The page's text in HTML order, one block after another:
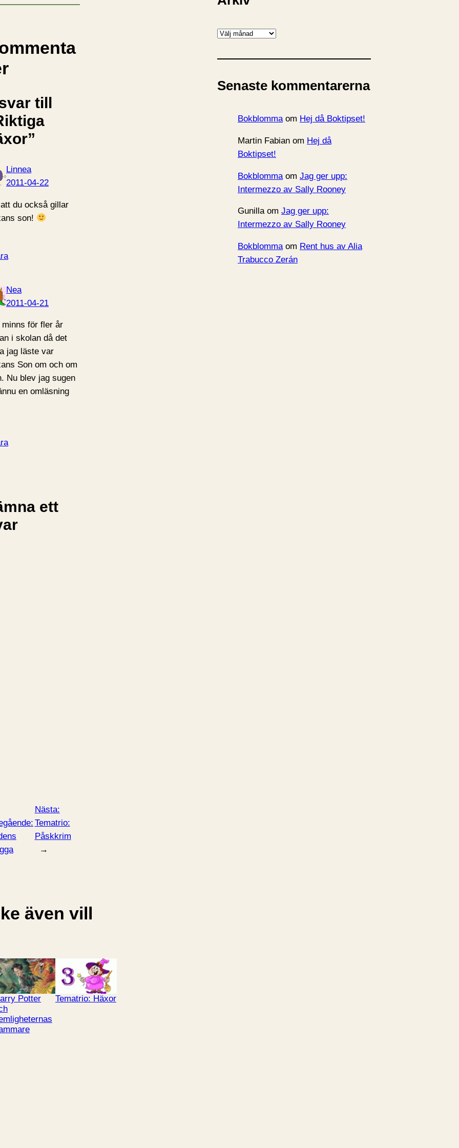
till
Linnea
2011-04-22
du också gillar
son!
Nea
2011-04-21
minns för fler år
i skolan då det
jag läste var
Son om och om
Nu blev jag sugen
en omläsning
ett
Nästa:
Tematrio:
Påskkrim
→
även vill
Potter
Tematrio: Häxor
A
k
v
Senaste kommentarerna
Bokblommaom Hej då Boktipset!
Martin Fabian om Hej då
Boktipset!
Bokblomma om Jag ger upp:
Intermezzo av Sally Rooney
Gunillaom Jag ger upp:
Intermezzo av Sally Rooney
Bokblommaom Rent hus av Alia
Trabucco Zerán